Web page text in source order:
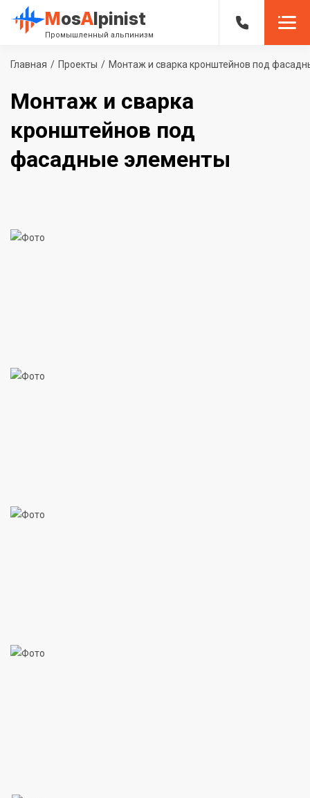
MosAlpinist
Промышленный альпинизм
Главная / Проекты / Монтаж и сварка кронштейнов под
Монтаж и сварка
кронштейнов под
фасадные элементы